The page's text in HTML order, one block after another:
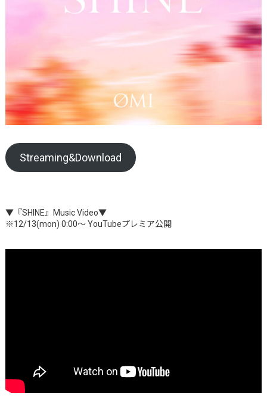
Streaming&Download
▼『SHINE』Music Video▼
※12/13(mon) 0:00～ YouTubeプレミア公開